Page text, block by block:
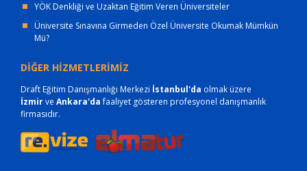
YÖK Denkliği ve Uzaktan Eğitim Veren Üniversiteler
Üniversite Sınavına Girmeden Özel Üniversite Okumak Mümkün
Mü?
DİĞER HİZMETLERİMİZ
Draft Eğitim Danışmanlığı Merkezi İstanbul'da olmak üzere
İzmirve Ankara'dafaaliyet gösteren profesyonel danışmanlık
firmasıdır.